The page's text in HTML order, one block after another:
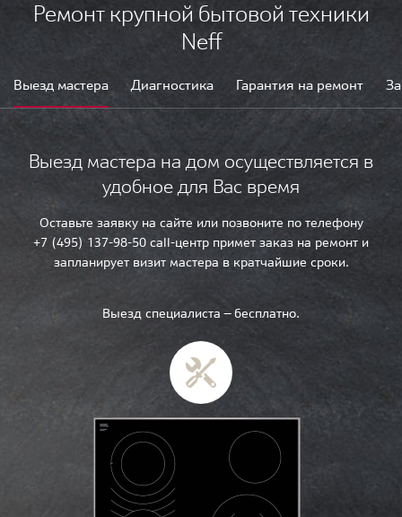
Ремонт крупной бытовой техники
Neff
Выезд мастера Диагностика Гарантия на ремонт
Выезд мастера на дом осуществляется в
удобное для Вас время
Оставьте заявку на сайте или позвоните по телефону
+7 (495) 137-98-50 call-центр примет заказ на ремонт и
запланирует визит мастера в кратчайшие сроки.
Выезд специалиста — бесплатно.